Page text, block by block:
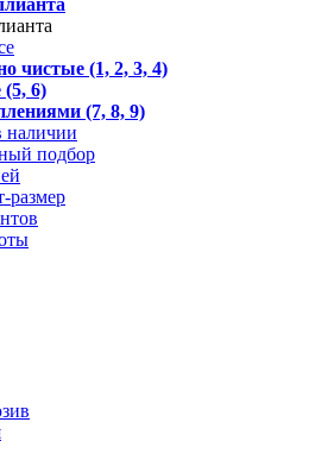
чистые (1, 2, 3, 4)
6)
(7, 8, 9)
наличии
подбор
размер